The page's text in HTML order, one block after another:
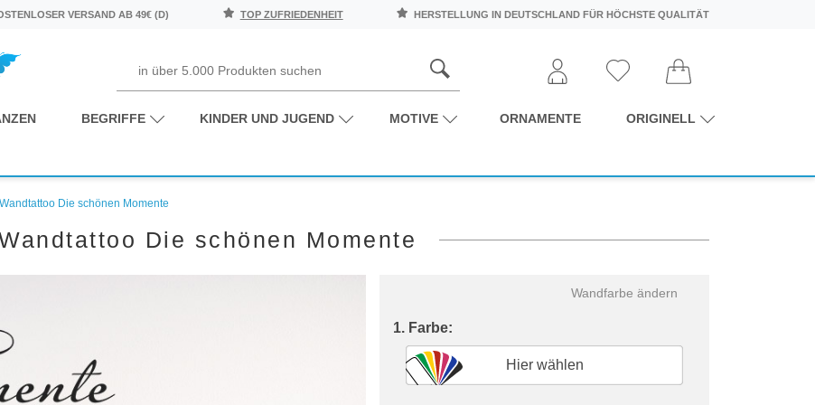
VERSAND AB 49€ (D) TOP ZUFRIEDENHEIT HERSTELLUNG IN DEUTSCHLAND FÜR HÖCHSTE QUALITÄT
BEGRIFFE KINDER UND JUGEND MOTIVE ORNAMENTE ORIGINELL
Wandtattoo Die schönen Momente
Die schönen Momente
Wandfarbe ändern
1. Farbe:
Hier wählen